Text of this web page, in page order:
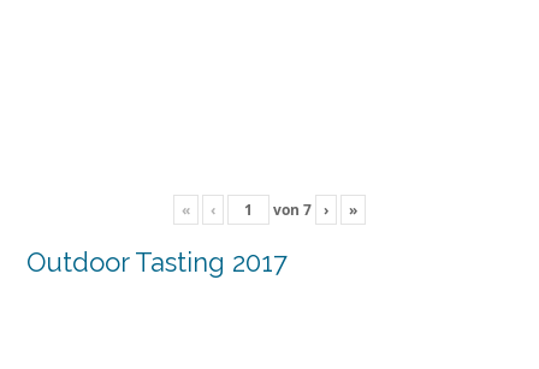
« ‹ von 7 › »
Outdoor Tasting 2017